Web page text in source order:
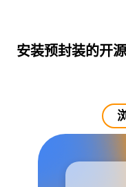
安装预封装的开